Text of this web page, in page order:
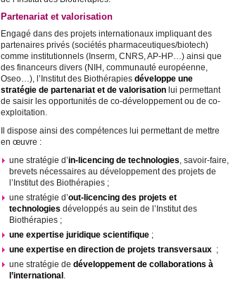
Partenariat et valorisation
Engagé dans des projets internationaux impliquant des
partenaires privés (sociétés pharmaceutiques/biotech)
comme institutionnels (Inserm, CNRS, AP-HP…) ainsi que
des financeurs divers (NIH, communauté européenne,
Oseo…), l’Institut des Biothérapies développe une
stratégie de partenariat et de valorisation lui permettant
de saisir les opportunités de co-développement ou de co-
exploitation.
Il dispose ainsi des compétences lui permettant de mettre
en œuvre :
une stratégie d’in-licencing de technologies, savoir-faire,
brevets nécessaires au développement des projets de
l’Institut des Biothérapies ;
une stratégie d’out-licencing des projets et
technologies développés au sein de l’Institut des
Biothérapies ;
une expertise juridique scientifique ;
une expertise en direction de projets transversaux ;
une stratégie de développement de collaborations à
l’international .